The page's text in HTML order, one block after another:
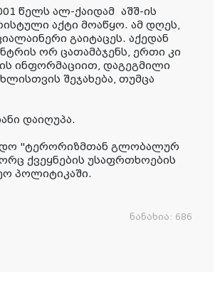
წელს ალ-ქაიდამ აშშ-ის
აქტი მოაწყო. ამ დღეს,
გაიტაცეს. აქედან
ორ ცათამბჯენს, ერთი კი
ინფორმაციით, დაგეგმილი
შეჯახება, თუმცა
დაიღუპა.
"ტერორიზმთან გლობალურ
ქვეყნების უსაფრთხოების
პოლიტიკაში.
ნანახია: 686